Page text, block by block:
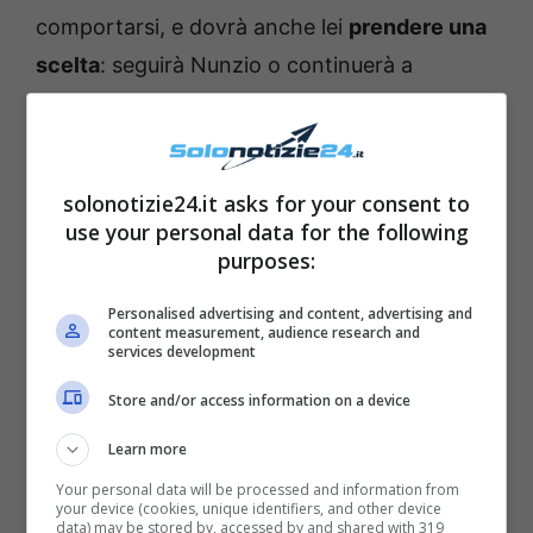
comportarsi, e dovrà anche lei prendere una
scelta: seguirà Nunzio o continuerà a
Se la sua scelta sarà la seconda, dovrà
chiaramente accettare il fatto cheaffronterà
tutto questo da sola e senza Nunzio
crede che possa essere complice
avvelenamento di Marina e Roberto
Sono infatti stati trovatitutti gli indizi
possibili
donna abbia un collegamento con la coppia:
lei tornerà infatti a far paura, e dovrà
solonotizie24.it asks for your consent to
use your personal data for the following
purposes:
Personalised advertising and content, advertising and
content measurement, audience research and
services development
Store and/or access information on a device
Learn more
Your personal data will be processed and information from
your device (cookies, unique identifiers, and other device
data) may be stored by, accessed by and shared with 319